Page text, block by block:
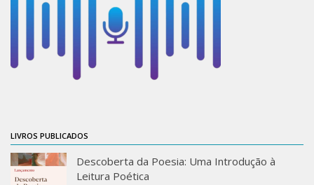
Docentes
Podcast
IEBinário
Slam de Corda
LIVROS PUBLICADOS
Descoberta da Poesia: Uma Introdução à
Leitura Poética